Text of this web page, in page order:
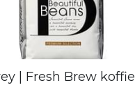
| Fresh Brew koffie